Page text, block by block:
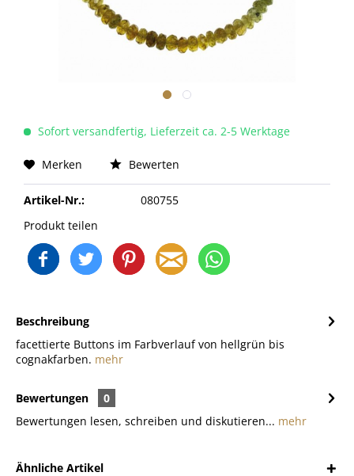
Sofort versandfertig, Lieferzeit ca. 2-5 Werktage
Merken Bewerten
Artikel-Nr.:
080755
Produkt teilen
Beschreibung
facettierte Buttons im Farbverlauf von hellgrün bis
cognakfarben. mehr
Bewertungen
0
Bewertungen lesen, schreiben und diskutieren... mehr
Ähnliche Artikel